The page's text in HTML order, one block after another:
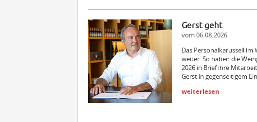
Gerst geht
vom 06.08.2026
Das Personalkarussell
weiter. So haben die
2026 in Brief ihre
Gerst in gegenseitigem
weiterlesen